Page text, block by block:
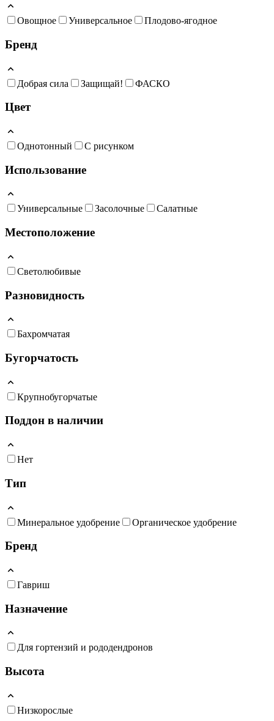
Овощное Универсальное Плодово-ягодное
Бренд
Добрая сила Защищай! ФАСКО
Цвет
Однотонный С рисунком
Использование
Универсальные Засолочные Салатные
Местоположение
Светолюбивые
Разновидность
Бахромчатая
Бугорчатость
Крупнобугорчатые
Поддон в наличии
Нет
Тип
Минеральное удобрение Органическое удобрение
Бренд
Гавриш
Назначение
Для гортензий и рододендронов
Высота
Низкорослые